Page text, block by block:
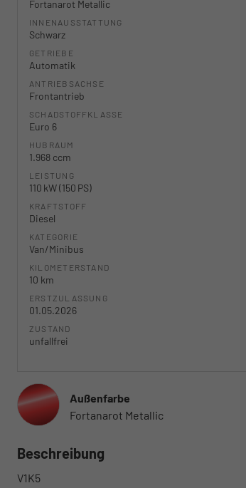
Fortanarot Metallic
INNENAUSSTATTUNG
Schwarz
GETRIEBE
Automatik
ANTRIEBSACHSE
Frontantrieb
SCHADSTOFFKLASSE
Euro 6
HUBRAUM
1.968 ccm
LEISTUNG
110 kW (150 PS)
KRAFTSTOFF
Diesel
KATEGORIE
Van/Minibus
KILOMETERSTAND
10 km
ERSTZULASSUNG
01.05.2026
ZUSTAND
unfallfrei
Außenfarbe
Fortanarot Metallic
Beschreibung
V1K5